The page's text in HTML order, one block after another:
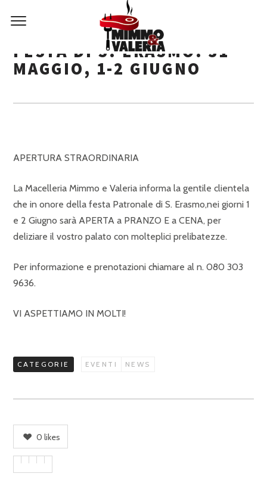
FESTA DI S. ERASMO: 31
MAGGIO, 1-2 GIUGNO
APERTURA STRAORDINARIA
La Macelleria Mimmo e Valeria informa la gentile clientela
che in onore della festa Patronale di S. Erasmo,nei giorni 1
e 2 Giugno sarà APERTA a PRANZO E a CENA, per
deliziare il vostro palato con molteplici prelibatezze.
Per informazione e prenotazioni chiamare al n. 080 303
9636.
VI ASPETTIAMO IN MOLTI!
CATEGORIE EVENTI NEWS
0 likes